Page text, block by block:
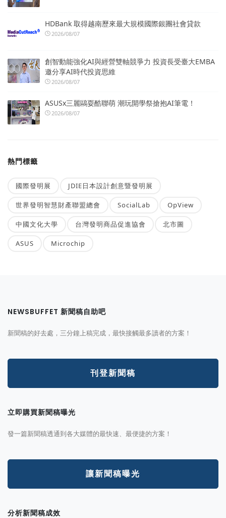
HDBank 取得越南歷來最大規模國際銀團社會貸款
2026/08/07
創智動能強化AI與經營雙軸競爭力 投資長受臺大EMBA
邀分享AI時代投資思維
2026/08/07
ASUSx三麗鷗耍酷聯萌 潮玩開學祭搶抱AI筆電！
2026/08/07
熱門標籤
國際發明展 JDIE日本設計創意暨發明展
世界發明智慧財產聯盟總會 SocialLab OpView
中國文化大學 台灣發明商品促進協會 北市圖
ASUS Microchip
NEWSBUFFET 新聞稿自助吧
新聞稿的好去處，三分鐘上稿完成，最快接觸最多讀者的方案！
刊登新聞稿
立即購買新聞稿曝光
發一篇新聞稿透通到各大媒體的最快速、最便捷的方案！
讓新聞稿曝光
分析新聞稿成效